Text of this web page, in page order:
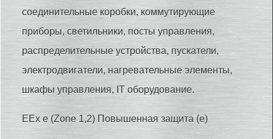
соединительные коробки, коммутирующие
приборы, светильники, посты управления,
распределительные устройства, пускатели,
электродвигатели, нагревательные элементы,
шкафы управления, IT оборудование.
EEx e (Zone 1,2) Повышенная защита (e)